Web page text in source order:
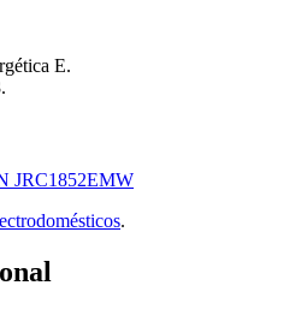
E.
JRC1852EMW
.